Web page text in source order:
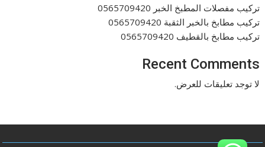
تركيب مفصلات المطبخ الخبر 0565709420
تركيب مطابخ بالخبر الثقبة 0565709420
تركيب مطابخ بالقطيف 0565709420
Recent Comments
لا توجد تعليقات للعرض.